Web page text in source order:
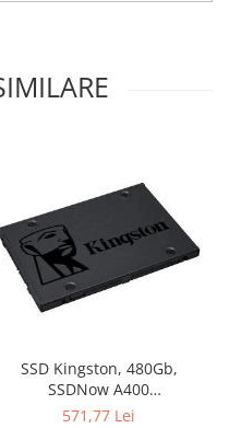
SSD Kingston, 480Gb,
SSDNow A400
"SA400S37/480G"
571,77 Lei